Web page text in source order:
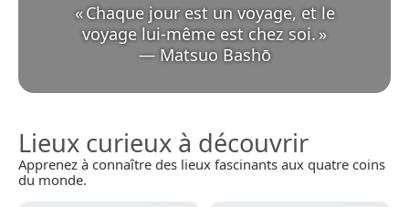
«Chaque jour est un voyage, et le
voyage lui-même est chez soi.
— Matsuo Bashō
Lieux curieux à découvrir
Apprenez à connaître des lieux fascinants aux quatre coins
du monde.